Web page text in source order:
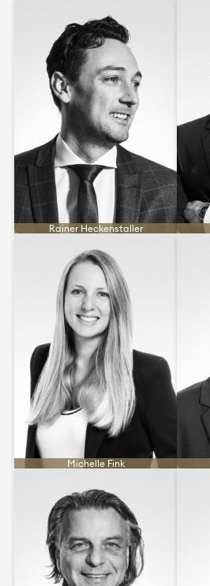
Rainer Heckenstaller
Michelle Fink